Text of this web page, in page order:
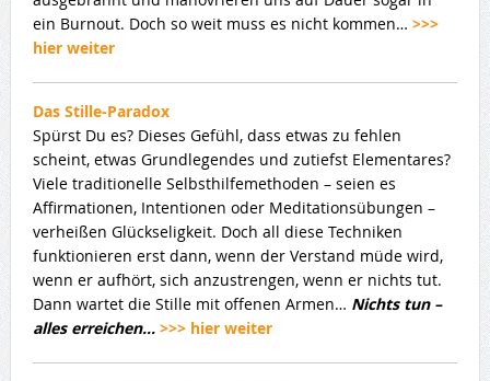
ein Burnout. Doch so weit muss es nicht kommen… >>>
hier weiter
Das Stille-Paradox
Spürst Du es? Dieses Gefühl, dass etwas zu fehlen
scheint, etwas Grundlegendes und zutiefst Elementares?
Viele traditionelle Selbsthilfemethoden – seien es
Affirmationen, Intentionen oder Meditationsübungen –
verheißen Glückseligkeit. Doch all diese Techniken
funktionieren erst dann, wenn der Verstand müde wird,
wenn er aufhört, sich anzustrengen, wenn er nichts tut.
Dann wartet die Stille mit offenen Armen… Nichts tun –
alles erreichen… >>> hier weiter